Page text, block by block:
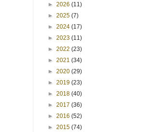
► 2026 (11)
► 2025 (7)
► 2024 (17)
► 2023 (11)
► 2022 (23)
► 2021 (34)
► 2020 (29)
► 2019 (23)
► 2018 (40)
► 2017 (36)
► 2016 (52)
► 2015 (74)